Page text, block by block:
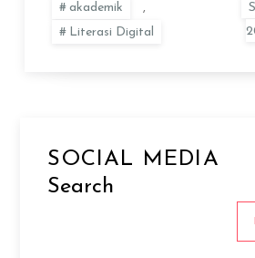
akademik
,
Literasi Digital
SOCIAL MEDIA
Search